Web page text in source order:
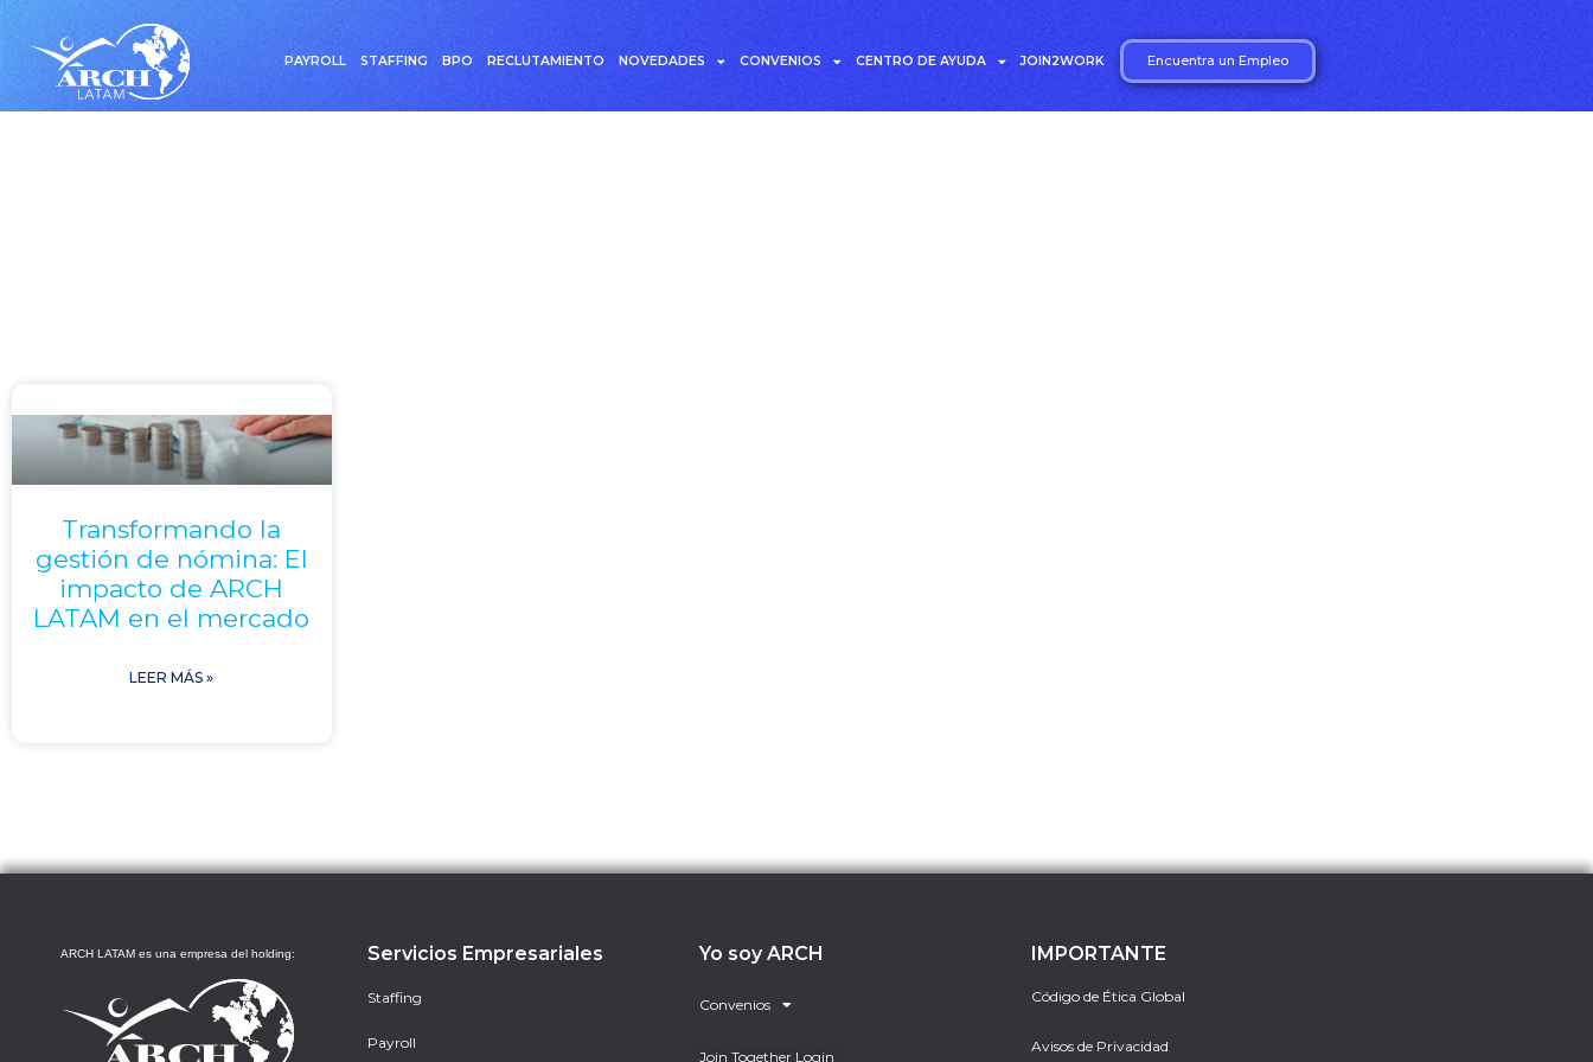
PAYROLL STAFFING BPO RECLUTAMIENTO NOVEDADES CONVENIOS CENTRO DE AYUDA JOIN2WORK Encuentra un Empleo
Transformando la
gestión de nómina: El
impacto de ARCH
LATAM en el mercado
LEER MÁS »
ARCH LATAM es una empresa del holding: Servicios Empresariales
Staffing
Payroll
Yo soy ARCH
Convenios
Join Together Login
IMPORTANTE
Código de Ética Global
Avisos de Privacidad